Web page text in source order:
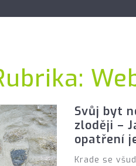
Svůj byt
zloději –
opatření
Krade se